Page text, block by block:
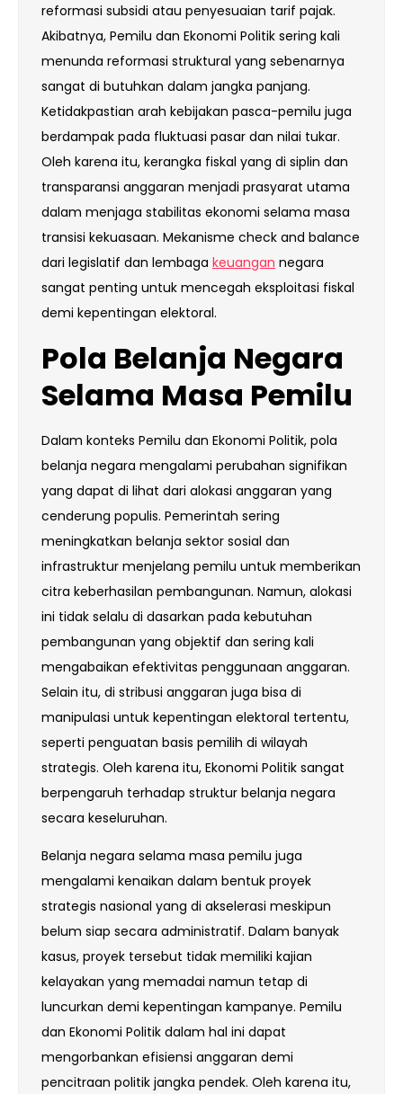
reformasi subsidi atau penyesuaian tarif pajak.
Akibatnya, Pemilu dan Ekonomi Politik sering kali
menunda reformasi struktural yang sebenarnya
sangat di butuhkan dalam jangka panjang.
Ketidakpastian arah kebijakan pasca-pemilu juga
berdampak pada fluktuasi pasar dan nilai tukar.
Oleh karena itu, kerangka fiskal yang di siplin dan
transparansi anggaran menjadi prasyarat utama
dalam menjaga stabilitas ekonomi selama masa
transisi kekuasaan. Mekanisme check and balance
dari legislatif dan lembaga keuangan negara
sangat penting untuk mencegah eksploitasi fiskal
demi kepentingan elektoral.
Pola Belanja Negara
Selama Masa Pemilu
Dalam konteks Pemilu dan Ekonomi Politik, pola
belanja negara mengalami perubahan signifikan
yang dapat di lihat dari alokasi anggaran yang
cenderung populis. Pemerintah sering
meningkatkan belanja sektor sosial dan
infrastruktur menjelang pemilu untuk memberikan
citra keberhasilan pembangunan. Namun, alokasi
ini tidak selalu di dasarkan pada kebutuhan
pembangunan yang objektif dan sering kali
mengabaikan efektivitas penggunaan anggaran.
Selain itu, di stribusi anggaran juga bisa di
manipulasi untuk kepentingan elektoral tertentu,
seperti penguatan basis pemilih di wilayah
strategis. Oleh karena itu, Ekonomi Politik sangat
berpengaruh terhadap struktur belanja negara
secara keseluruhan.
Belanja negara selama masa pemilu juga
mengalami kenaikan dalam bentuk proyek
strategis nasional yang di akselerasi meskipun
belum siap secara administratif. Dalam banyak
kasus, proyek tersebut tidak memiliki kajian
kelayakan yang memadai namun tetap di
luncurkan demi kepentingan kampanye. Pemilu
dan Ekonomi Politik dalam hal ini dapat
mengorbankan efisiensi anggaran demi
pencitraan politik jangka pendek. Oleh karena itu,